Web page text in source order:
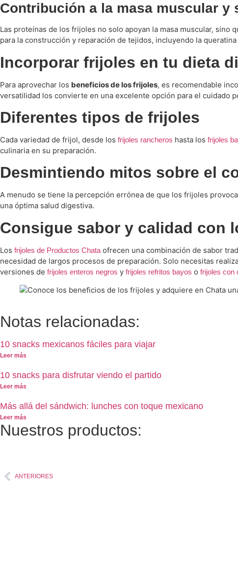
Contribución a la masa muscular y
Las proteínas de los frijoles no solo apoyan la masa muscular,
para la construcción y reparación de tejidos, incluyendo la
Incorporar frijoles en tu dieta
Para aprovechar los beneficios de los frijoles, es recomendable
versatilidad los convierte en una excelente opción para el cuidado
Diferentes tipos de frijoles
Cada variedad de frijol, desde los frijoles rancheros hasta los frijoles
culinaria en su preparación.
Desmintiendo mitos sobre el
A menudo se tiene la percepción errónea de que los frijoles
una óptima salud digestiva.
Consigue sabor y calidad con
Los frijoles de Productos Chata ofrecen una combinación de sabor
necesidad de largos procesos de preparación. Solo necesitas
versiones de frijoles enteros negros y frijoles refritos bayos o frijoles con
Notas relacionadas:
10 snacks mexicanos fáciles para viajar
Leer más
10 snacks para disfrutar viendo el partido
Leer más
Más allá del sándwich: lunches con toque mexicano
Leer más
Nuestros productos:
ANTERIORES